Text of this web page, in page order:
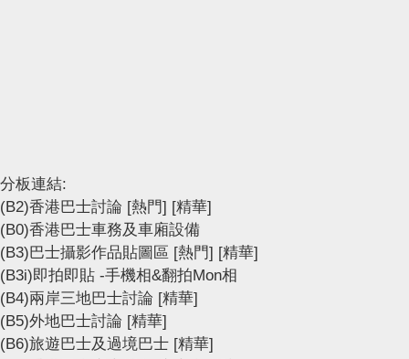
分板連結:
(B2)香港巴士討論 [熱門] [精華]
(B0)香港巴士車務及車廂設備
(B3)巴士攝影作品貼圖區 [熱門] [精華]
(B3i)即拍即貼 -手機相&翻拍Mon相
(B4)兩岸三地巴士討論 [精華]
(B5)外地巴士討論 [精華]
(B6)旅遊巴士及過境巴士 [精華]